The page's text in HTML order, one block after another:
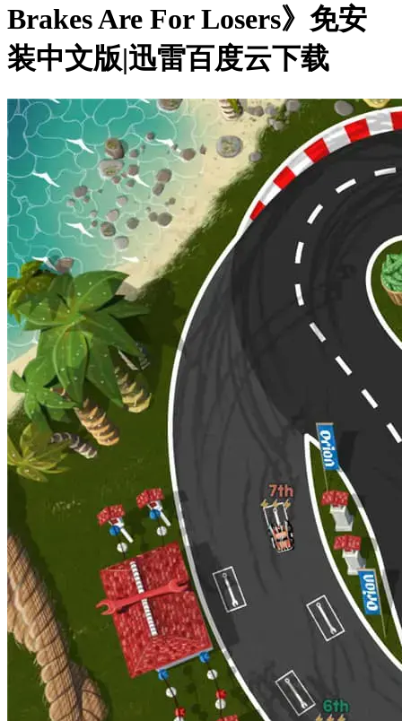
Brakes Are For Losers》免安
装中文版|迅雷百度云下载